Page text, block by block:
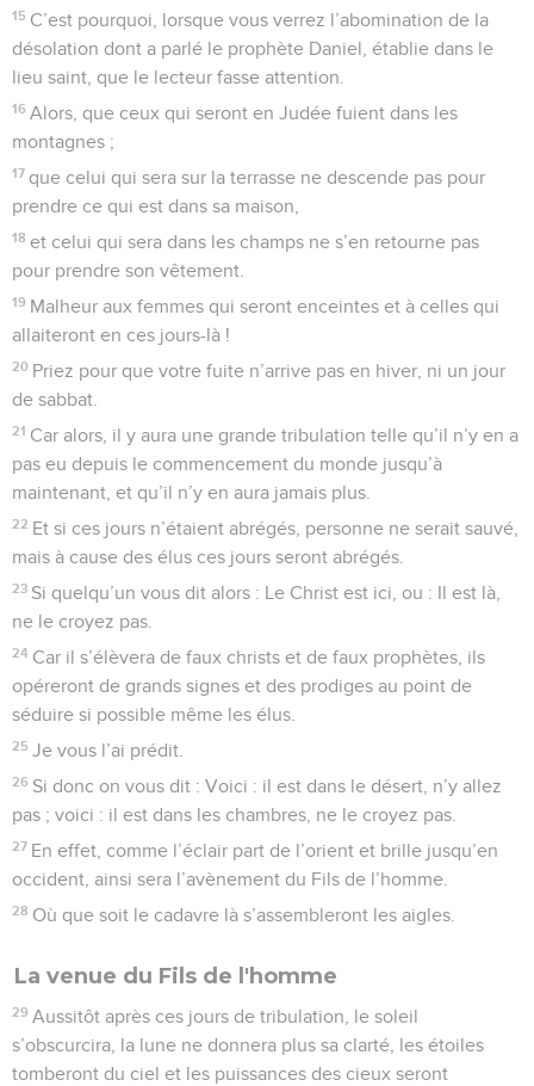
15 C’est pourquoi, lorsque vous verrez l’abomination de la
désolation dont a parlé le prophète Daniel, établie dans le
lieu saint, que le lecteur fasse attention.
16 Alors, que ceux qui seront en Judée fuient dans les
montagnes ;
17 que celui qui sera sur la terrasse ne descende pas pour
prendre ce qui est dans sa maison,
18 et celui qui sera dans les champs ne s’en retourne pas
pour prendre son vêtement.
19 Malheur aux femmes qui seront enceintes et à celles qui
allaiteront en ces jours-là !
20 Priez pour que votre fuite n’arrive pas en hiver, ni un jour
de sabbat.
21 Car alors, il y aura une grande tribulation telle qu’il n’y en a
pas eu depuis le commencement du monde jusqu’à
maintenant, et qu’il n’y en aura jamais plus.
22 Et si ces jours n’étaient abrégés, personne ne serait sauvé,
mais à cause des élus ces jours seront abrégés.
23 Si quelqu’un vous dit alors : Le Christ est ici, ou : Il est là,
ne le croyez pas.
24 Car il s’élèvera de faux christs et de faux prophètes, ils
opéreront de grands signes et des prodiges au point de
séduire si possible même les élus.
25 Je vous l’ai prédit.
26 Si donc on vous dit : Voici : il est dans le désert, n’y allez
pas ; voici : il est dans les chambres, ne le croyez pas.
27 En effet, comme l’éclair part de l’orient et brille jusqu’en
occident, ainsi sera l’avènement du Fils de l’homme.
28 Où que soit le cadavre là s’assembleront les aigles.
La venue du Fils de l'homme
29 Aussitôt après ces jours de tribulation, le soleil
s’obscurcira, la lune ne donnera plus sa clarté, les étoiles
tomberont du ciel et les puissances des cieux seront